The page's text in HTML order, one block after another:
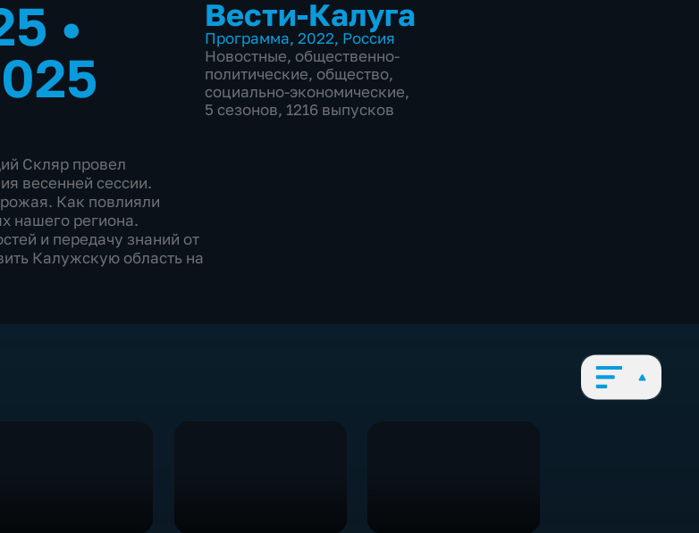
•
Скляр провел
весенней сессии.
Как повлияли
нашего региона.
и передачу знаний от
Калужскую область на
Вести-Калуга
Программа, 2022, Россия
Новостные, общественно-
политические, общество,
социально-экономические,
5 сезонов, 1216 выпусков